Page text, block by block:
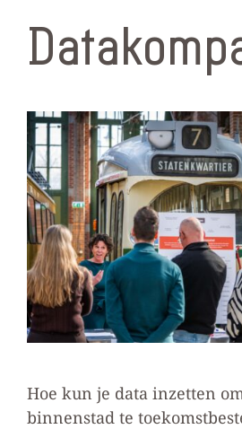
Hoe kun je data inzetten
binnenstad te